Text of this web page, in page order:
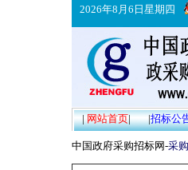
2026年8月6日星期四
|网站首页| |招标公
中国政府采购招标网-采